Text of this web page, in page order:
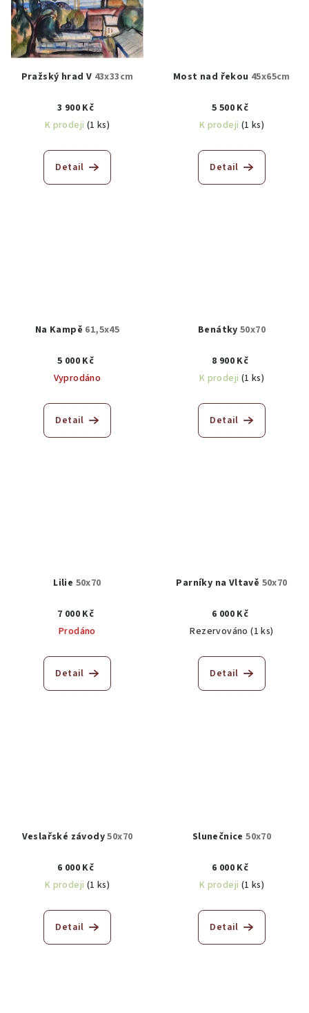
Pražský hrad V 43x33cm
3 900 Kč
K prodeji (1 ks)
Detail
Most nad řekou 45x65cm
5 500 Kč
K prodeji (1 ks)
Detail
Na Kampě 61,5x45
5 000 Kč
Vyprodáno
Detail
Benátky50x70
8 900 Kč
K prodeji (1 ks)
Detail
Lilie 50x70
7 000 Kč
Prodáno
Detail
Parníky na Vltavě 50x70
6 000 Kč
Rezervováno(1 ks)
Detail
Veslařské závody50x70
6 000 Kč
K prodeji (1 ks)
Detail
Slunečnice50x70
6 000 Kč
K prodeji (1 ks)
Detail